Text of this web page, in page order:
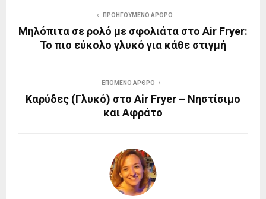
ΠΡΟΗΓΟΎΜΕΝΟ ΆΡΘΡΟ
Μηλόπιτα σε ρολό με σφολιάτα στο Air Fryer:
Το πιο εύκολο γλυκό για κάθε στιγμή
ΕΠΌΜΕΝΟ ΆΡΘΡΟ
Καρύδες (Γλυκό) στο Air Fryer – Νηστίσιμο
και Αφράτο